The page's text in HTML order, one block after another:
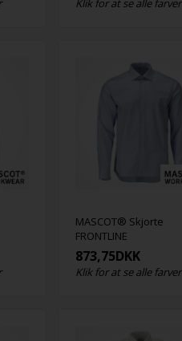
Klik for at se alle farver
MASCOT® Skjorte
FRONTLINE
873,75DKK
Klik for at se alle farver